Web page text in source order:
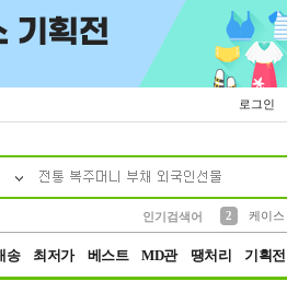
로그인
인기검색어
2
케이스
송 최저가 베스트 MD관 땡처리 기획전